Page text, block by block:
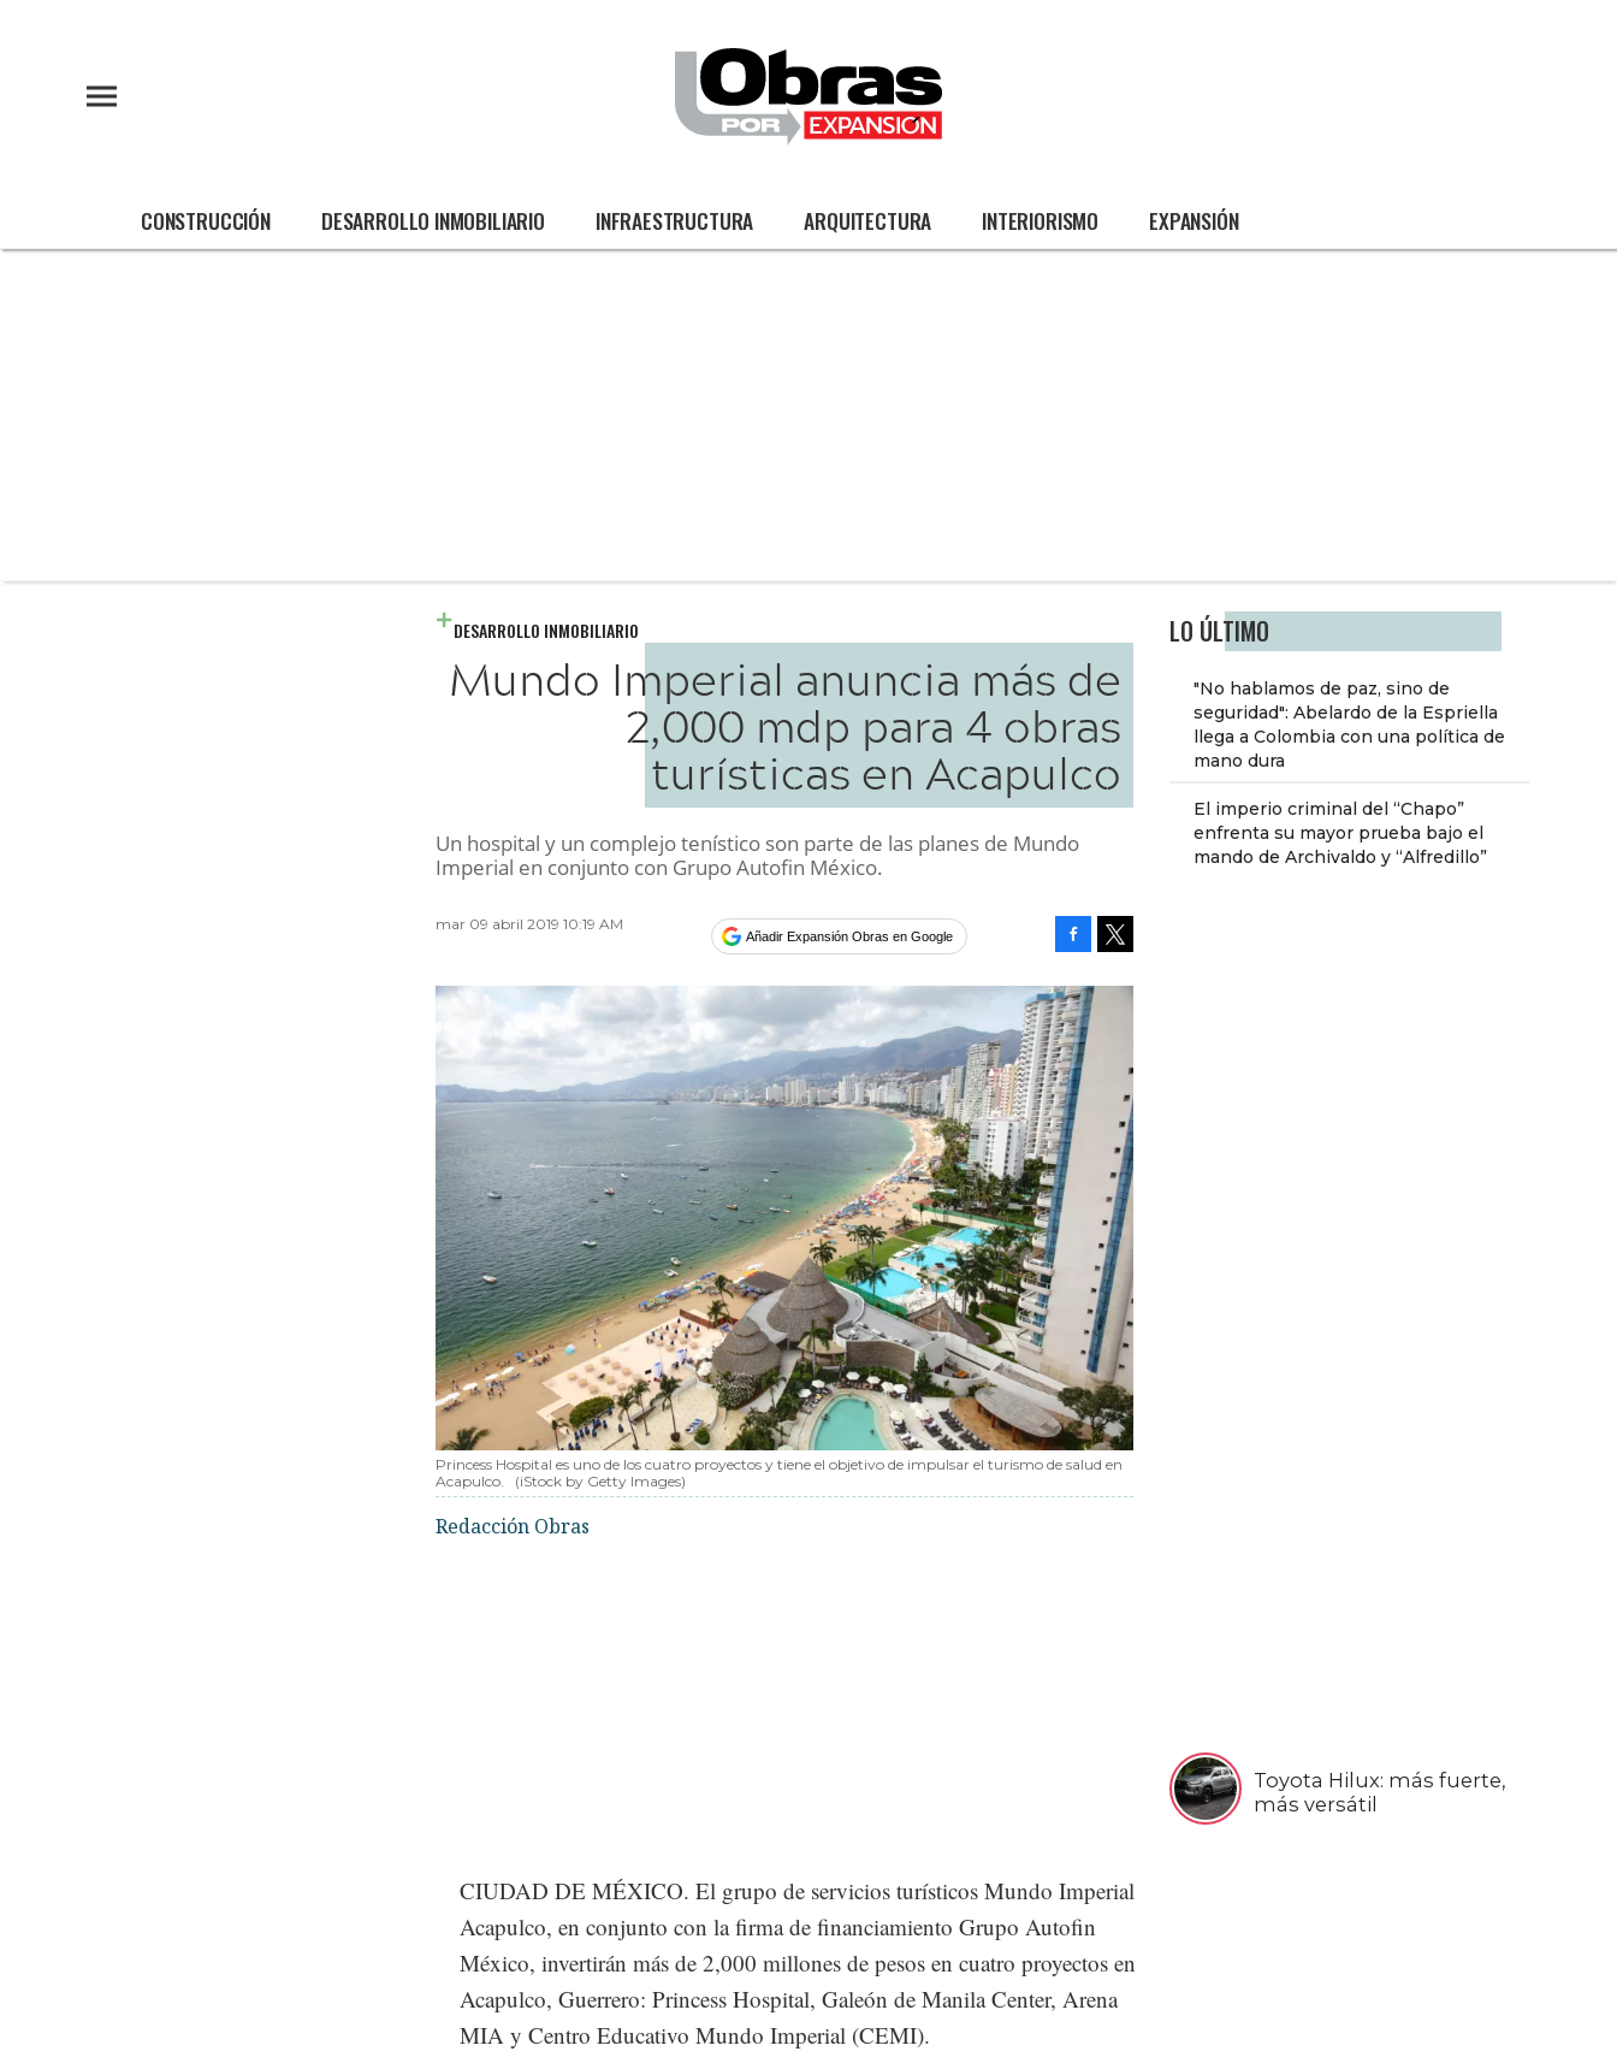
CONSTRUCCIÓN DESARROLLO INMOBILIARIO INFRAESTRUCTURA ARQUITECTURA INTERIORISMO EXPANSIÓN
LO ÚLTIMO
"No hablamos de paz, sino de
seguridad": Abelardo de la Espriella
llega a Colombia con una política de
mano dura
El imperio criminal del “Chapo”
enfrenta su mayor prueba bajo el
mando de Archivaldo y “Alfredillo”
Toyota Hilux: más fuerte,
más versátil
DESARROLLO INMOBILIARIO
Mundo Imperial anuncia más de
2,000 mdp para 4 obras
turísticas en Acapulco
Un hospital y un complejo tenístico son parte de las planes de Mundo
Imperial en conjunto con Grupo Autofin México.
mar 09 abril 2019 10:19 AM
Añadir Expansión Obras en Google
Princess Hospital es uno de los cuatro proyectos y tiene el objetivo de impulsar el turismo de salud en
Acapulco.
(iStock by Getty Images)
Redacción Obras
CIUDAD DE MÉXICO. El grupo de servicios turísticos Mundo Imperial
Acapulco, en conjunto con la firma de financiamiento Grupo Autofin
México, invertirán más de 2,000 millones de pesos en cuatro proyectos en
Acapulco, Guerrero: Princess Hospital, Galeón de Manila Center, Arena
MIA y Centro Educativo Mundo Imperial (CEMI).